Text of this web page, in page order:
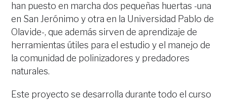
han puesto en marcha dos pequeñas huertas -una
en San Jerónimo y otra en la Universidad Pablo de
Olavide-, que además sirven de aprendizaje de
herramientas útiles para el estudio y el manejo de
la comunidad de polinizadores y predadores
naturales.
Este proyecto se desarrolla durante todo el curso